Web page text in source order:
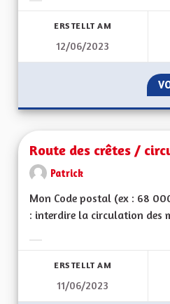
ERSTELLT AM
12/06/2023
Route des crêtes /
Patrick
Mon Code postal (ex : 68
: interdire la circulation des
ERSTELLT AM
11/06/2023